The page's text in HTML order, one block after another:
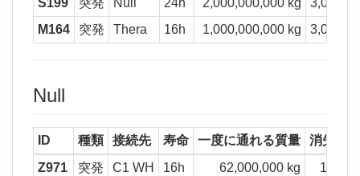
S199
突発 Null 24h 2,000,000,000 kg
M164
突発 Thera 16h 1,000,000,000 kg
Null
ID 種類 接続先 寿命 一度に通れる質量
消失質量
Z971
突発 C1 WH 16h 62,000,000 kg